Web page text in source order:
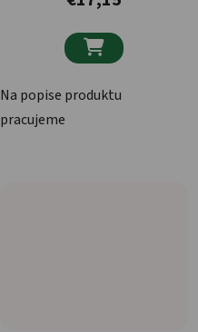

Na popise produktu
pracujeme